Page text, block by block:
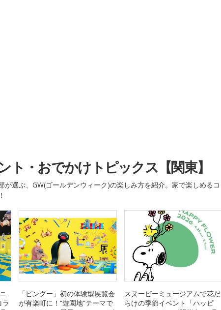
ト・おでかけトピックス【関東】
が選ぶ、GW(ゴールデンウィーク)の楽しみ方を紹介。家で楽しめるコ
「ピングー」初の体験型展覧会
が有楽町に！“遊園地”テーマで
スヌーピーミュージアムで花だ
らけの季節イベント「ハッピ